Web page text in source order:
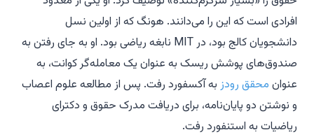
افرادی است که این را می‌دانند. هونگ که از اولین نسل
دانشجویان کالج بود، در MIT نابغه ریاضی بود. او به جای رفتن به
صندوق‌های پوشش ریسک به عنوان یک معامله‌گر کوانت، به
عنوان محقق رودز به آکسفورد رفت. پس از مطالعه علوم اعصاب
و نوشتن دو پایان‌نامه، برای دریافت مدرک حقوق و دکترای
ریاضیات به استنفورد رفت.